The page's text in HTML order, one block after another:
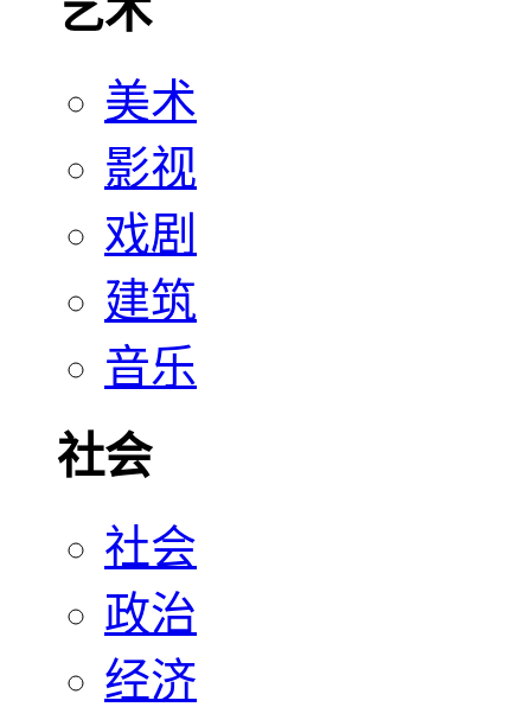
艺术
美术
影视
戏剧
建筑
音乐
社会
社会
政治
经济